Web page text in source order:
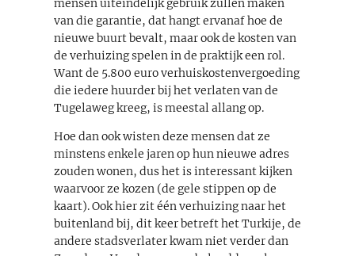
mensen uiteindelijk gebruik zullen maken
van die garantie, dat hangt ervanaf hoe de
nieuwe buurt bevalt, maar ook de kosten van
de verhuizing spelen in de praktijk een rol.
Want de 5.800 euro verhuiskostenvergoeding
die iedere huurder bij het verlaten van de
Tugelaweg kreeg, is meestal allang op.
Hoe dan ook wisten deze mensen dat ze
minstens enkele jaren op hun nieuwe adres
zouden wonen, dus het is interessant kijken
waarvoor ze kozen (de gele stippen op de
kaart). Ook hier zit één verhuizing naar het
buitenland bij, dit keer betreft het Turkije, de
andere stadsverlater kwam niet verder dan